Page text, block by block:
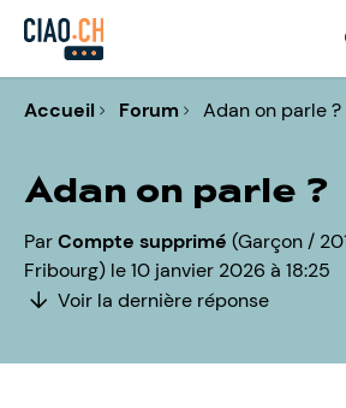
Accueil Forum Adan on parle ?
Adan on parle ?
ParCompte supprimé (Garçon /
Fribourg) le 10 janvier 2026 à 18:25
Voir la dernière réponse